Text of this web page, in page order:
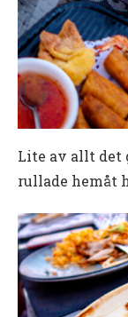
Lite av allt det
rullade hemåt